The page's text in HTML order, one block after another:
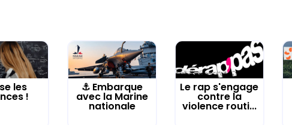
les
!
⚓️ Embarque
avec la Marine
nationale
Le rap s'engage
contre la
violence routi...